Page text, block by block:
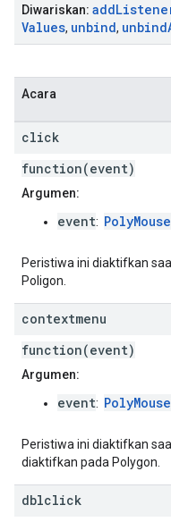
Diwariskan: add
Values, unbind, unbind
Acara
click
function(event)
Argumen:
event:
Peristiwa ini diaktifkan
Poligon.
contextmenu
function(event)
Argumen:
event:
Peristiwa ini diaktifkan
diaktifkan pada Polygon.
dblclick